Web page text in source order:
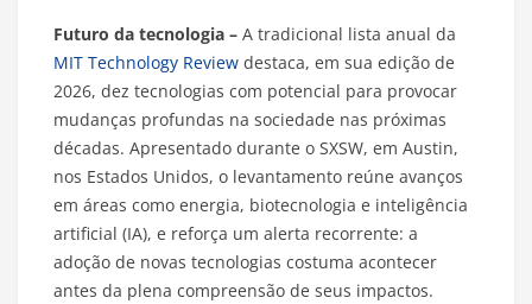
Futuro da tecnologia – A tradicional lista anual da
MIT Technology Review destaca, em sua edição de
2026, dez tecnologias com potencial para provocar
mudanças profundas na sociedade nas próximas
décadas. Apresentado durante o SXSW, em Austin,
nos Estados Unidos, o levantamento reúne avanços
em áreas como energia, biotecnologia e inteligência
artificial (IA), e reforça um alerta recorrente: a
adoção de novas tecnologias costuma acontecer
antes da plena compreensão de seus impactos.